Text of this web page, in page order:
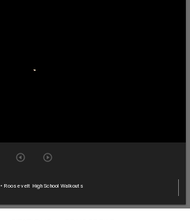
• Roosevelt High School Walkouts